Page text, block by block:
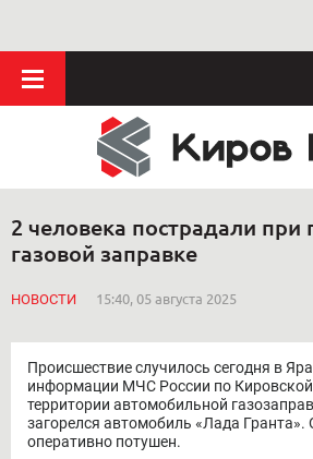
2 человека пострадали при
газовой заправке
НОВОСТИ 15:40, 05 августа 2025
Происшествие случилось сегодня в
информации МЧС России по Кировской
территории автомобильной
загорелся автомобиль «Лада Гранта».
оперативно потушен.